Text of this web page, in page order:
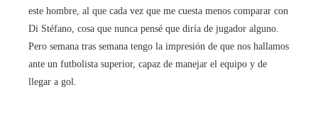
este hombre, al que cada vez que me cuesta menos comparar con
Di Stéfano, cosa que nunca pensé que diría de jugador alguno.
Pero semana tras semana tengo la impresión de que nos hallamos
ante un futbolista superior, capaz de manejar el equipo y de
llegar a gol.